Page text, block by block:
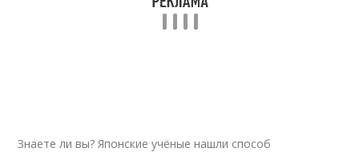
Знаете ли вы? Японские учёные нашли способ